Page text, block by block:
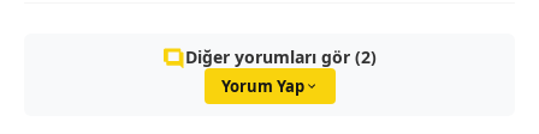
Diğer yorumları gör (2)
Yorum Yap